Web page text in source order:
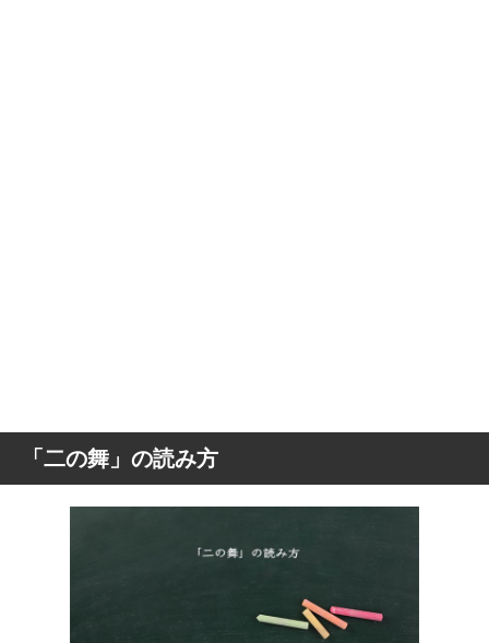
「二の舞」の読み方